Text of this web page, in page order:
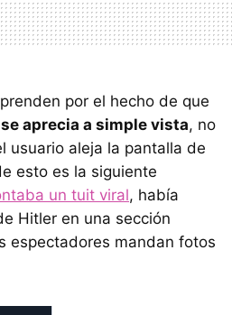
por el hecho de que
aprecia a simple vista, no
usuario aleja la pantalla de
esto es la siguiente
un tuit viral, había
Hitler en una sección
espectadores mandan fotos